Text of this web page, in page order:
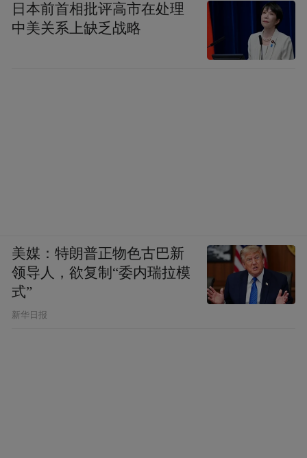
日本前首相批评高市在处理
中美关系上缺乏战略
美媒：特朗普正物色古巴新
领导人，欲复制“委内瑞拉模
式”
新华日报